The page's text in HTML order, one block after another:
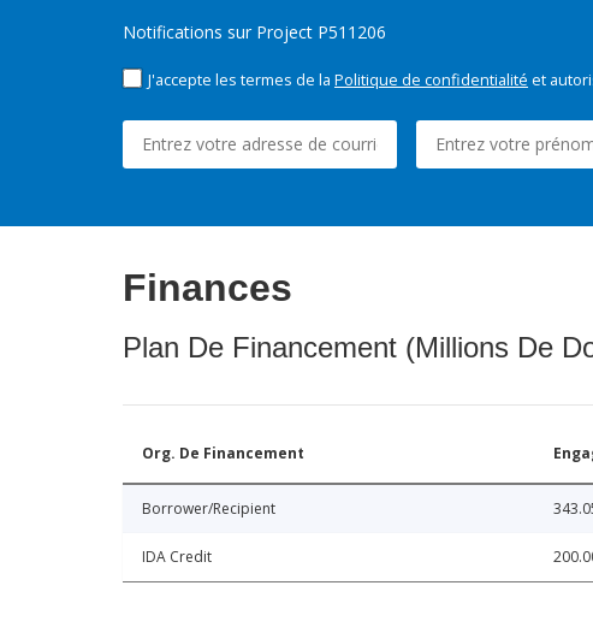
Notifications sur Project P511206
J'accepte les termes de la Politique de confidentialité et
Finances
Plan De Financement (Millions De
Org. De Financement
Borrower/Recipient
IDA Credit